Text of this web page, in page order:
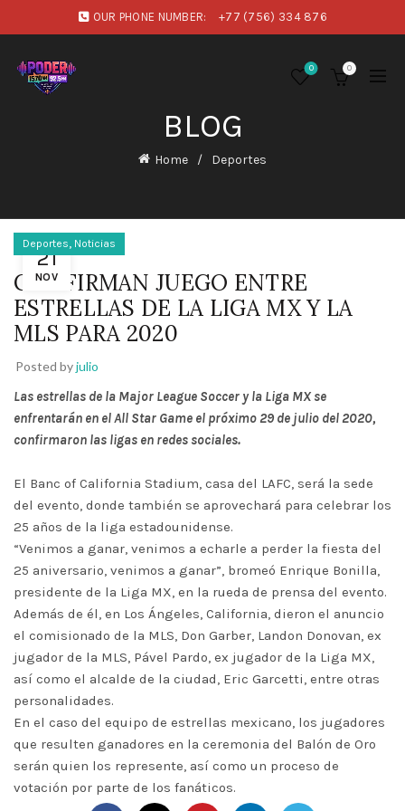
OUR PHONE NUMBER: +77 (756) 334 876
0 0
BLOG
Home Deportes
21
NOV
Deportes, Noticias
CONFIRMAN JUEGO ENTRE
ESTRELLAS DE LA LIGA MX Y LA
MLS PARA 2020
Posted byjulio
Las estrellas de la Major League Soccer y la Liga MX se
enfrentarán en el All Star Game el próximo 29 de julio del 2020,
confirmaron las ligas en redes sociales.
El Banc of California Stadium, casa del LAFC, será la sede
del evento, donde también se aprovechará para celebrar los
25 años de la liga estadounidense.
“Venimos a ganar, venimos a echarle a perder la fiesta del
25 aniversario, venimos a ganar”, bromeó Enrique Bonilla,
presidente de la Liga MX, en la rueda de prensa del evento.
Además de él, en Los Ángeles, California, dieron el anuncio
el comisionado de la MLS, Don Garber, Landon Donovan, ex
jugador de la MLS, Pável Pardo, ex jugador de la Liga MX,
así como el alcalde de la ciudad, Eric Garcetti, entre otras
personalidades.
En el caso del equipo de estrellas mexicano, los jugadores
que resulten ganadores en la ceremonia del Balón de Oro
serán quien los represente, así como un proceso de
votación por parte de los fanáticos.